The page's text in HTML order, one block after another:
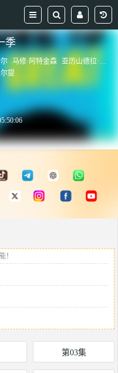
季
马修·阿特金森 亚历山德拉·帕克
提
！
第03集